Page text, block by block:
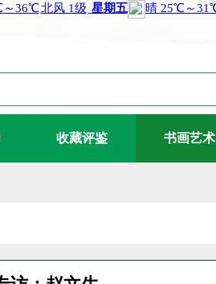
收藏评鉴 书画艺术